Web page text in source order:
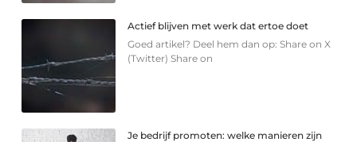
Actief blijven met werk dat ertoe doet
Goed artikel? Deel hem dan op: Share on X
(Twitter) Share on
Je bedrijf promoten: welke manieren zijn